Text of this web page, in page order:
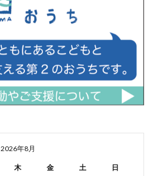
2026年8月
木 金 土 日